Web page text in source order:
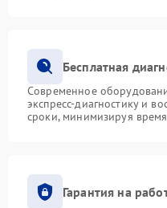
Бесплатная
Современное
экспресс-диагностику и
сроки, минимизируя
Гарантия на